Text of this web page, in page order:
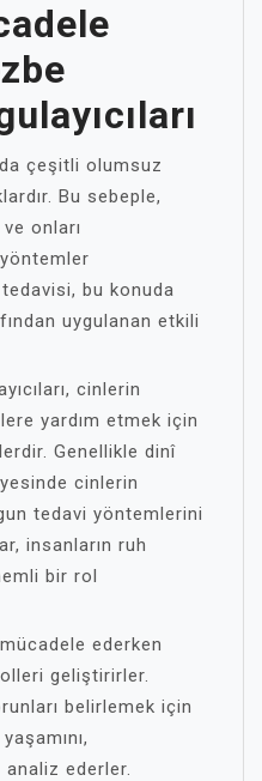
çeşitli olumsuz
Bu sebeple,
onları
bu konuda
uygulanan etkili
cinlerin
yardım etmek için
Genellikle dinî
cinlerin
tedavi yöntemlerini
insanların ruh
bir rol
ederken
geliştirirler.
belirlemek için
analiz ederler.